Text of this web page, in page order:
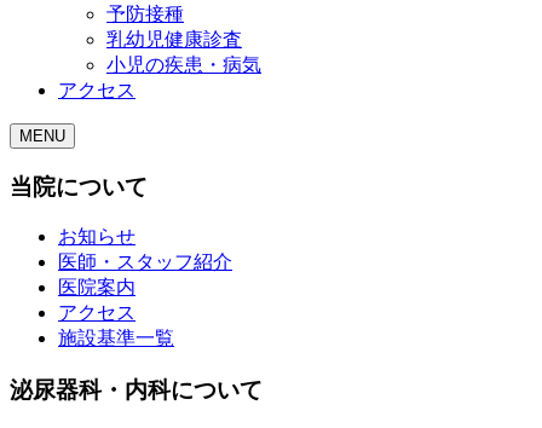
予防接種
乳幼児健康診査
小児の疾患・病気
アクセス
MENU
当院について
お知らせ
医師・スタッフ紹介
医院案内
アクセス
施設基準一覧
泌尿器科・内科について